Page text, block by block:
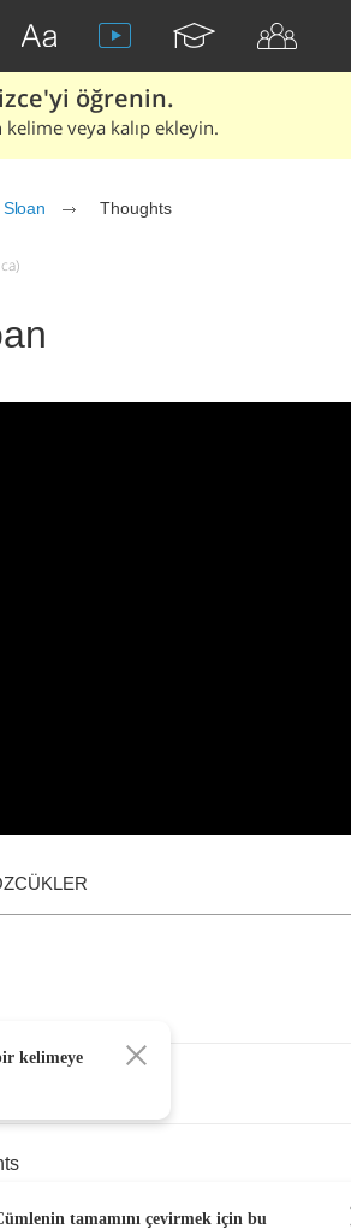
öğrenin.
veya kalıp ekleyin.
Thoughts
kelimeye
tamamını çevirmek için bu